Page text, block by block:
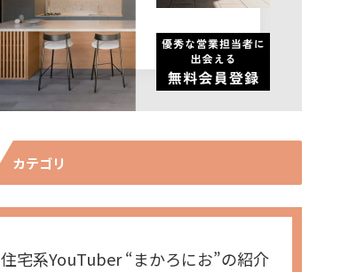
カテゴリ
住宅系YouTuber “まかろにお”の紹介